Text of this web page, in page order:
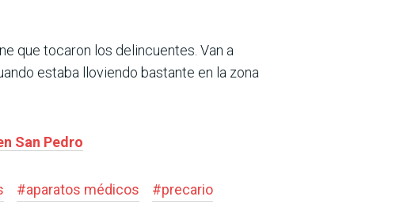
que tocaron los delincuentes. Van a
estaba lloviendo bastante en la zona
San Pedro
#aparatos médicos #precario